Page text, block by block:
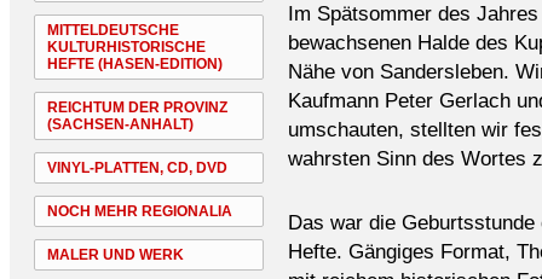
MITTELDEUTSCHE
KULTURHISTORISCHE
HEFTE (HASEN-EDITION)
REICHTUM DER PROVINZ
(SACHSEN-ANHALT)
VINYL-PLATTEN, CD, DVD
NOCH MEHR REGIONALIA
MALER UND WERK
Im Spätsommer des
bewachsenen Halde des
Nähe von Sandersleben.
Kaufmann Peter Gerlach
umschauten, stellten wir
wahrsten Sinn des Wortes
Das war die
Hefte. Gängiges Format,